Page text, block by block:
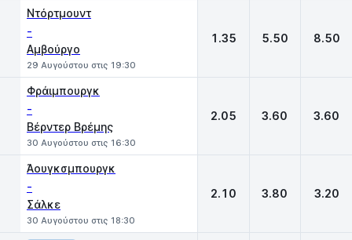
Ντόρτμουντ
-
Αμβούργο
29 Αυγούστου στις 19:30
1.35 5.50 8.50
Φράιμπουργκ
-
Βέρντερ Βρέμης
30 Αυγούστου στις 16:30
2.05 3.60 3.60
Άουγκσμπουργκ
-
Σάλκε
30 Αυγούστου στις 18:30
2.10 3.80 3.20